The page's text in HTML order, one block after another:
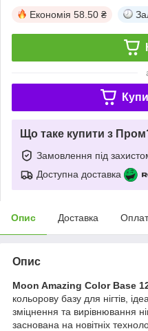
Економія 58.50 ₴
Що таке купити з
Замовлення під
Доступна доставка
Опис Доставка
Опис
Moon Amazing Color Base
кольорову базу для нігтів,
зміцнення та вирівнювання
заснована на новітніх